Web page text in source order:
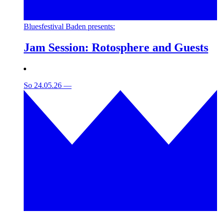
Bluesfestival Baden presents:
Jam Session: Rotosphere and Guests
So 24.05.26 —